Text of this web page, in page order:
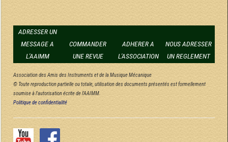
ADRESSER UN
MESSAGE A
L'AAIMM
COMMANDER
UNE REVUE
ADHERER A
L'ASSOCIATION
NOUS ADRESSER
UN REGLEMENT
Association des Amis des Instruments et de la Musique Mécanique
© Toute reproduction partielle ou totale, utilisation des documents présentés est formellement
soumise à l'autorisation écrite de l'AAIMM.
Politique de confidentialité